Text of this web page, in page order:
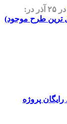
در ۲۵ آذر
در:
ترین طرح موجود)
رایگان پروژه